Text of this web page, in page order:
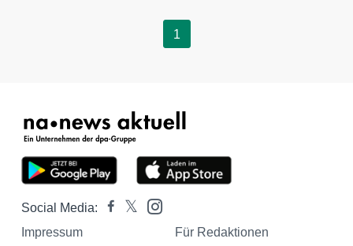
1
Social Media:
Impressum
Für Redaktionen